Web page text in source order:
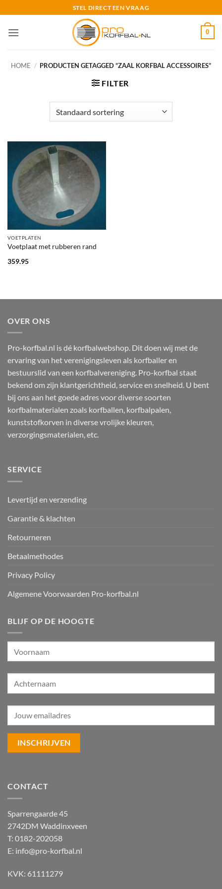
naar
inhoud
STEL DIRECT EEN VRAAG
0
HOME / PRODUCTEN GETAGGED “ZAAL KORFBAL ACCESSOIRES”
FILTER
VOETPLATEN
Voetplaat met rubberen rand
359.95
OVER ONS
Pro-korfbal.nl is dé korfbalwebshop. Dit doen wij met de
ervaring van het verenigingsleven als korfballer en
bestuurslid van een korfbalvereniging. Pro-korfbal staat
bekend om zijn klantgerichtheid, service en snelheid. U bent
bij ons aan het goede adres voor diverse soorten
korfbalmaterialen zoals korfballen, korfbalpalen,
kunststofkorven in diverse vrolijke kleuren,
verzorgingsmaterialen, etc.
SERVICE
Levertijd en verzending
Garantie & klachten
Retourneren
Betaalmethodes
Privacy Policy
Algemene Voorwaarden Pro-korfbal.nl
BLIJF OP DE HOOGTE
CONTACT
Sparrengaarde 45
2742DM Waddinxveen
T: 0182-202058
E: info@pro-korfbal.nl
KVK: 61111279